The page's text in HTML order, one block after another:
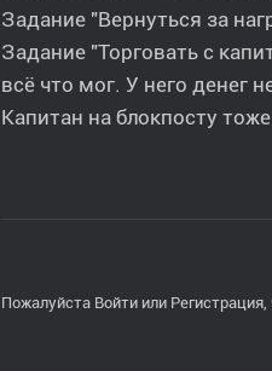
Задание "Вернуться за
Задание "Торговать с
всё что мог. У него денег
Капитан на блокпосту
Пожалуйста Войти или Регистрация